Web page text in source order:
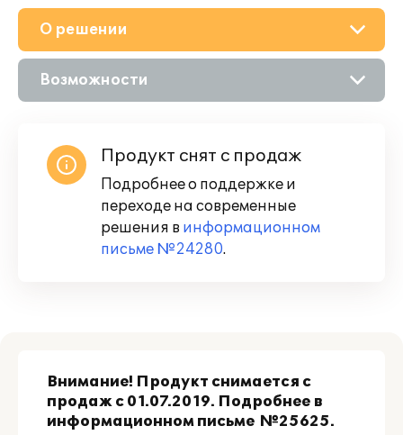
О решении
Возможности
Продукт снят с продаж
Подробнее о поддержке и
переходе на современные
решения в информационном
письме №24280.
Внимание! Продукт снимается с
продаж с 01.07.2019. Подробнее в
информационном письме №25625.